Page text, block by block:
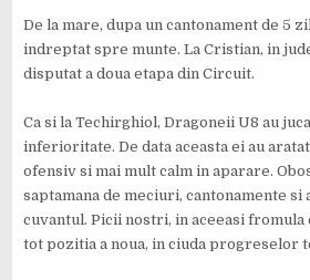
De la mare, dupa un cantonament de 5
indreptat spre munte. La Cristian, in
disputat a doua etapa din Circuit.
Ca si la Techirghiol, Dragoneii U8 au
inferioritate. De data aceasta ei au
ofensiv si mai mult calm in aparare.
saptamana de meciuri, cantonamente
cuvantul. Picii nostri, in aceeasi fromula
tot pozitia a noua, in ciuda progreselor